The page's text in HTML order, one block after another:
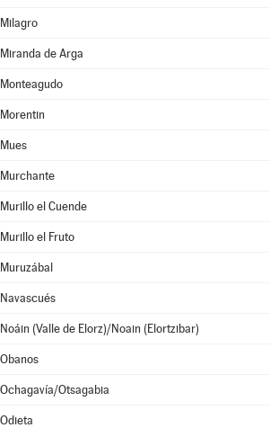
Milagro
Miranda de Arga
Monteagudo
Morentin
Mues
Murchante
Murillo el Cuende
Murillo el Fruto
Muruzábal
Navascués
Noáin (Valle de Elorz)/Noain (Elortzibar)
Obanos
Ochagavía/Otsagabia
Odieta